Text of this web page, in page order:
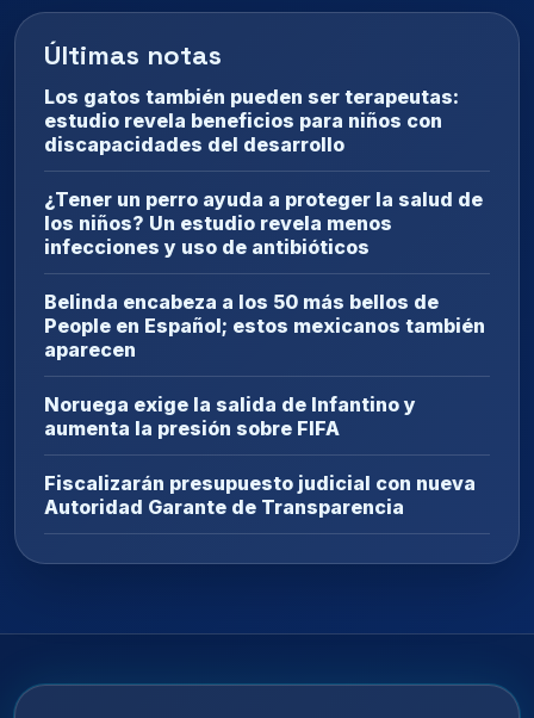
Últimas notas
Los gatos también pueden ser terapeutas:
estudio revela beneficios para niños con
discapacidades del desarrollo
¿Tener un perro ayuda a proteger la salud de
los niños? Un estudio revela menos
infecciones y uso de antibióticos
Belinda encabeza a los 50 más bellos de
People en Español; estos mexicanos también
aparecen
Noruega exige la salida de Infantino y
aumenta la presión sobre FIFA
Fiscalizarán presupuesto judicial con nueva
Autoridad Garante de Transparencia